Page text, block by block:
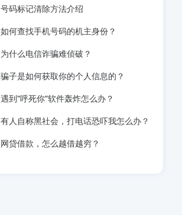
号码标记清除方法介绍
如何查找手机号码的机主身份？
为什么电信诈骗难侦破？
骗子是如何获取你的个人信息的？
遇到"呼死你"软件轰炸怎么办？
有人自称黑社会，打电话恐吓我怎么办？
网贷借款，怎么越借越穷？